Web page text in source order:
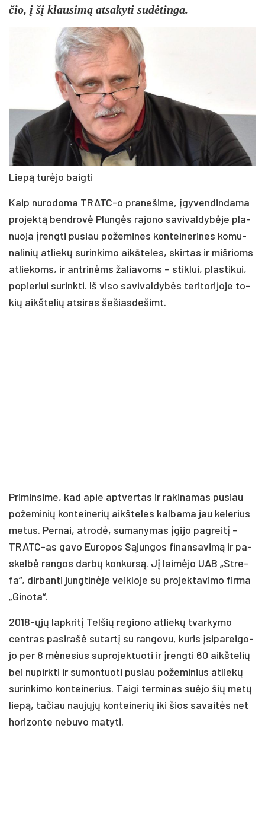
čio, į šį klau­si­mą at­sa­ky­ti su­dė­tin­ga.
Lie­pą tu­rė­jo baig­ti
Kaip nu­ro­do­ma TRATC-o pra­ne­ši­me, įgy­ven­din­da­ma
pro­jek­tą bend­ro­vė Plun­gės ra­jo­no sa­vi­val­dy­bė­je pla­
nuo­ja įreng­ti pu­siau po­že­mi­nes kon­tei­ne­ri­nes ko­mu­
na­li­nių at­lie­kų su­rin­ki­mo aikš­te­les, skir­tas ir miš­rioms
at­lie­koms, ir ant­ri­nėms ža­lia­voms – stik­lui, plas­ti­kui,
po­pie­riui su­rink­ti. Iš vi­so sa­vi­val­dy­bės te­ri­to­ri­jo­je to­
kių aikš­te­lių at­si­ras še­šias­de­šimt.
Pri­min­si­me, kad apie ap­tver­tas ir ra­ki­na­mas pu­siau
po­že­mi­nių kon­tei­ne­rių aikš­te­les kal­ba­ma jau ke­le­rius
me­tus. Per­nai, at­ro­dė, su­ma­ny­mas įgi­jo pa­grei­tį –
TRATC-as ga­vo Eu­ro­pos Są­jun­gos fi­nan­sa­vi­mą ir pa­
skel­bė ran­gos dar­bų kon­kur­są. Jį lai­mė­jo UAB „Stre­
fa“, dir­ban­ti jung­ti­nė­je veik­lo­je su pro­jek­ta­vi­mo fir­ma
„Gi­no­ta“.
2018-ųjų lapk­ri­tį Tel­šių re­gio­no at­lie­kų tvar­ky­mo
cent­ras pa­si­ra­šė su­tar­tį su ran­go­vu, ku­ris įsi­pa­rei­go­
jo per 8 mė­ne­sius su­pro­jek­tuo­ti ir įreng­ti 60 aikš­te­lių
bei nu­pirk­ti ir su­mon­tuo­ti pu­siau po­že­mi­nius at­lie­kų
su­rin­ki­mo kon­tei­ne­rius. Tai­gi ter­mi­nas suė­jo šių me­tų
lie­pą, ta­čiau nau­jų­jų kon­tei­ne­rių iki šios sa­vai­tės net
ho­ri­zon­te ne­bu­vo ma­ty­ti.